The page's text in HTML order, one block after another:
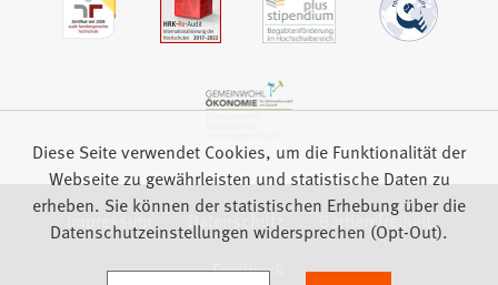
Impressum Datenschutz
Barrierefreiheit
Feedback
Diese Seite verwendet Cookies, um die Funktionalität der
Webseite zu gewährleisten und statistische Daten zu
erheben. Sie können der statistischen Erhebung über die
Datenschutzeinstellungen widersprechen (Opt-Out).